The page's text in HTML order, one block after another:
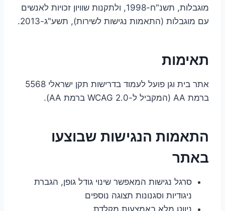
מוגבלות, תשנ"ח-1998, ולתקנות שוויון זכויות לאנשים
עם מוגבלות (התאמות נגישות לשירות), תשע"ג-2013.
תאימות
אתר בית וגן פועל לעמוד בדרישות תקן ישראלי 5568
ברמת AA (המקביל ל-WCAG 2.0 ברמת AA).
התאמות הנגישות שבוצעו
באתר
סרגל נגישות המאפשר שינוי גודל גופן, הגברת
ניגודיות וסגנונות תצוגה נוספים